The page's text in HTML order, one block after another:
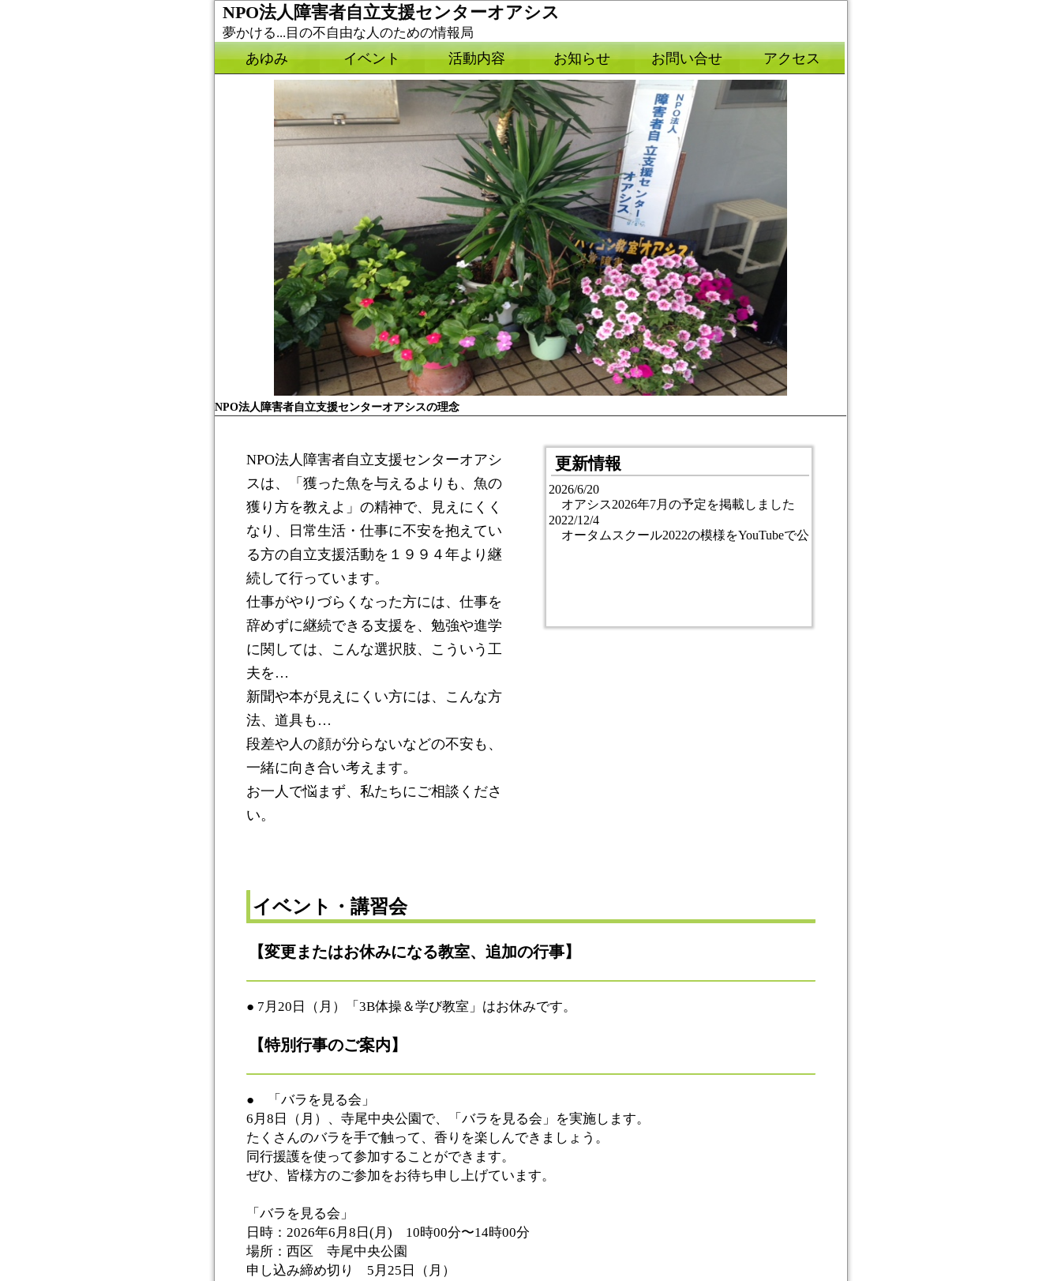
NPO法人障害者自立支援センターオアシス
夢かける...目の不自由な人のための情報局
あゆみ イベント 活動内容 お知らせ お問い合せ アクセス
NPO法人障害者自立支援センターオアシスの理念
NPO法人障害者自立支援センターオアシ
スは、「獲った魚を与えるよりも、魚の
獲り方を教えよ」の精神で、見えにくく
なり、日常生活・仕事に不安を抱えてい
る方の自立支援活動を１９９４年より継
続して行っています。
仕事がやりづらくなった方には、仕事を
辞めずに継続できる支援を、勉強や進学
に関しては、こんな選択肢、こういう工
夫を…
新聞や本が見えにくい方には、こんな方
法、道具も…
段差や人の顔が分らないなどの不安も、
一緒に向き合い考えます。
お一人で悩まず、私たちにご相談くださ
い。
更新情報
2026/6/20
オアシス2026年7月の予定を掲載しました
2022/12/4
オータムスクール2022の模様をYouTubeで公開しました
イベント・講習会
【変更またはお休みになる教室、追加の行事】
● 7月20日（月）「3B体操＆学び教室」はお休みです。
【特別行事のご案内】
● 「バラを見る会」
6月8日（月）、寺尾中央公園で、「バラを見る会」を実施します。
たくさんのバラを手で触って、香りを楽しんできましょう。
同行援護を使って参加することができます。
ぜひ、皆様方のご参加をお待ち申し上げています。
「バラを見る会」
日時：2026年6月8日(月) 10時00分〜14時00分
場所：西区 寺尾中央公園
申し込み締め切り 5月25日（月）